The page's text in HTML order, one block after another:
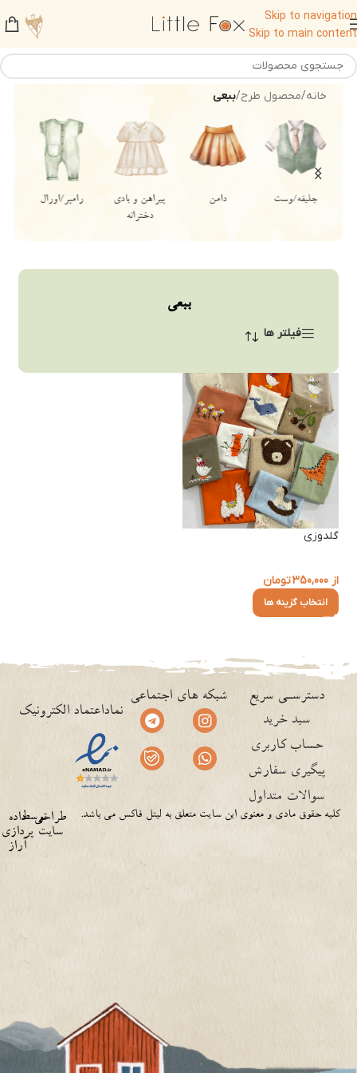
Skip to navigation
Skip to main content
خانه/محصول طرح/ببعی
جلیقه/وست دامن
پیراهن و بادی
دخترانه
رامپر/اورال
ببعی
فیلتر ها
گلدوزی
از350,000تومان
انتخاب گزینه ها
دسترسـی سریع
سبد خرید
حساب کاربری
پیگیری سفارش
سوالات متداول
شبکه های اجتماعی
نماداعتماد الکترونیک
داده
پردازی
آراز
توسططراحی
سایت
کلیه حقوق مادی و معنوی این سایت متعلق به لیتل فاکس می باشد.